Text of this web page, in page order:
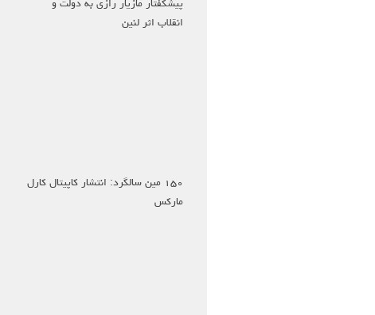
پیشگفتار مازیار رازی به دولت و
انقلاب اثر لنین
۱۵۰ مین سالگرد: انتشار کاپیتال کارل
مارکس